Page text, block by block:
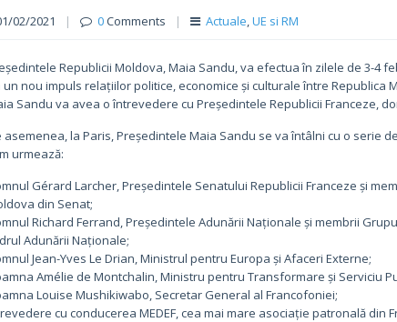
02/2021 | 0Comments | Actuale,UE si RM
Republicii Moldova, Maia Sandu, va efectua în zilele de 3-4
un nou impuls relațiilor politice, economice și culturale între Republica
Sandu va avea o întrevedere cu Președintele Republicii Franceze,
asemenea, la Paris, Președintele Maia Sandu se va întâlni cu o serie
urmează:
Gérard Larcher, Președintele Senatului Republicii Franceze și
din Senat;
Richard Ferrand, Președintele Adunării Naționale și membrii
Adunării Naționale;
Jean-Yves Le Drian, Ministrul pentru Europa și Afaceri Externe;
Amélie de Montchalin, Ministru pentru Transformare și Serviciu
Louise Mushikiwabo, Secretar General al Francofoniei;
cu conducerea MEDEF, cea mai mare asociație patronală